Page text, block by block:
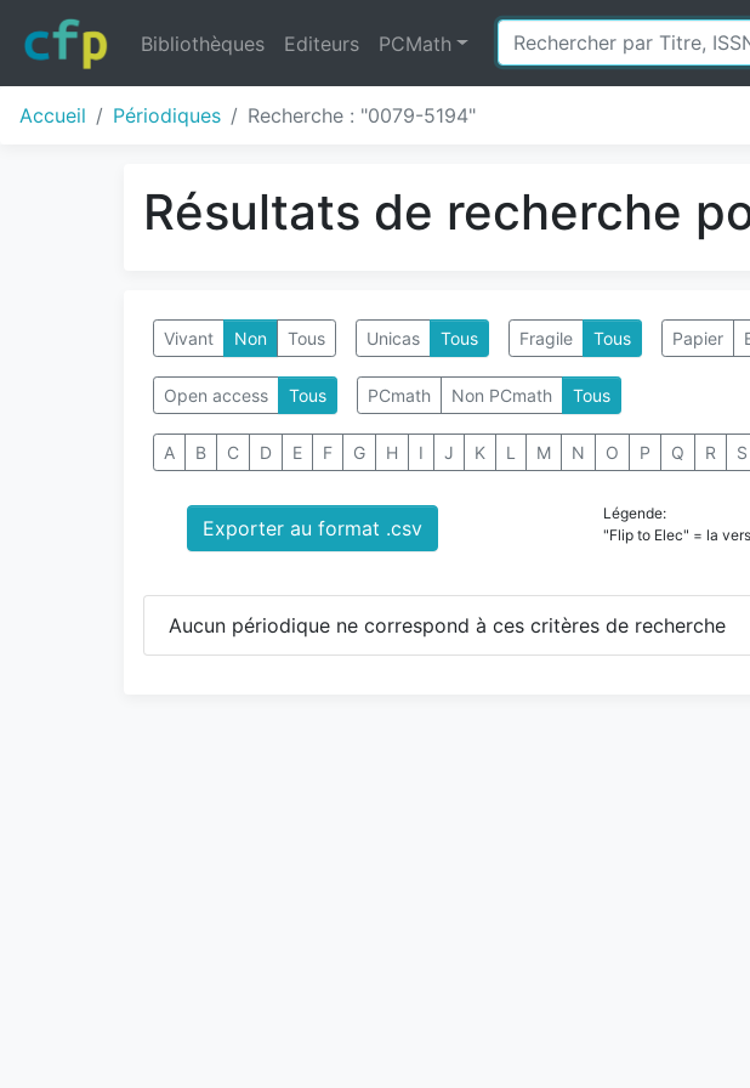
Bibliothèques Editeurs PCMath
Accueil Périodiques Recherche : "0079-5194"
Résultats de recherche
Vivant Non Tous Unicas Tous Fragile Tous Papier
Open access Tous PCmath Non PCmath Tous
A B C D E F G H I J K L M N O P Q R S
Exporter au format .csv
Légende:
"Flip to Elec" = la
Aucun périodique ne correspond à ces critères de recherche